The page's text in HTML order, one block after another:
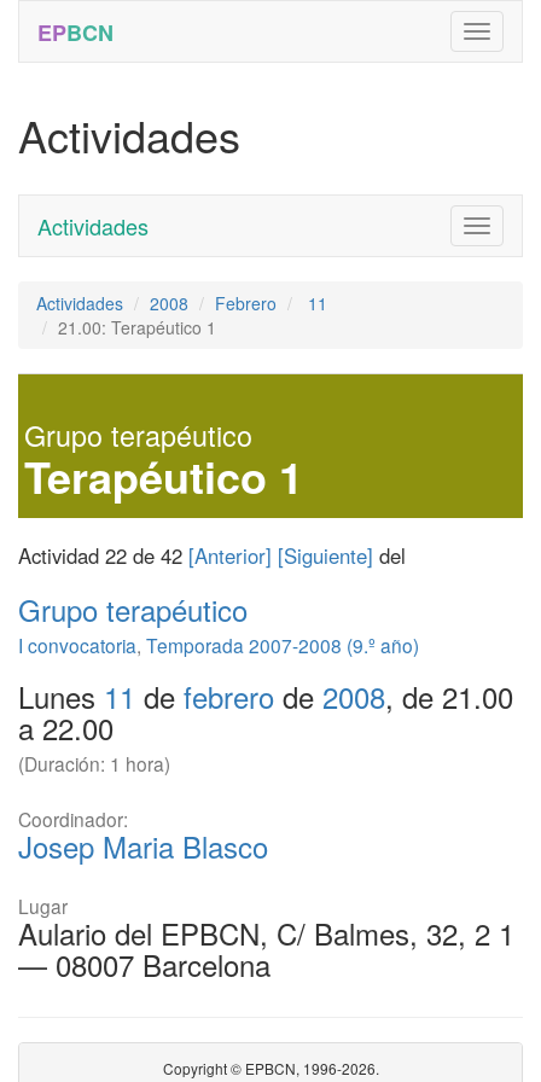
EPBCN
Actividades
Toggle
Actividades
Actividades 2008 Febrero
11
21.00: Terapéutico 1
Grupo terapéutico
Terapéutico 1
Actividad 22 de 42 [Anterior] [Siguiente] del
Grupo terapéutico
I convocatoria, Temporada 2007-2008 (9.º año)
Lunes 11 de febrero de 2008, de 21.00
a 22.00
(Duración: 1 hora)
Coordinador:
Josep Maria Blasco
Lugar
Aulario del EPBCN, C/ Balmes, 32, 2 1
— 08007 Barcelona
Copyright © EPBCN, 1996-2026.